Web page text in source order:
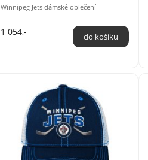
Winnipeg Jets dámské oblečení
1 054,-